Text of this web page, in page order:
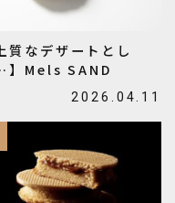
質なデザートとし
】Mels SAND
2026.04.11